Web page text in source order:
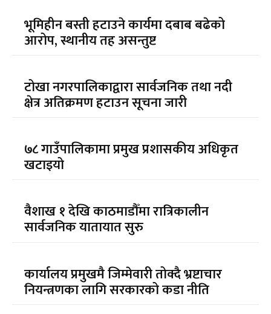
भूमिहीन बस्ती हटाउने कार्यमा दबाब बढेको
आरोप, स्थानीय तह असन्तुष्ट
टोखा नगरपालिकाद्वारा सार्वजनिक तथा नदी
क्षेत्र अतिक्रमण हटाउन सूचना जारी
७८ गाउँपालिकामा प्रमुख प्रशासकीय अधिकृत
खटाइयो
वैशाख १ देखि काठमाडौँमा रात्रिकालीन
सार्वजनिक यातायात सुरु
कार्यालय प्रमुखमै जिम्मेवारी तोक्दै भ्रष्टाचार
नियन्त्रणका लागि सरकारको कडा नीति